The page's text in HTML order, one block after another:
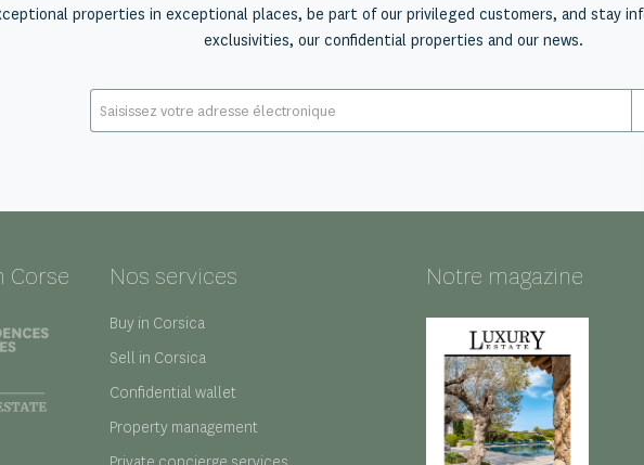
properties in exceptional places, be part of our privileged customers, and stay
exclusivities, our confidential properties and our news.
mail
Corse Nos services
Buy in Corsica
Sell in Corsica
Confidential wallet
Property management
Notre magazine